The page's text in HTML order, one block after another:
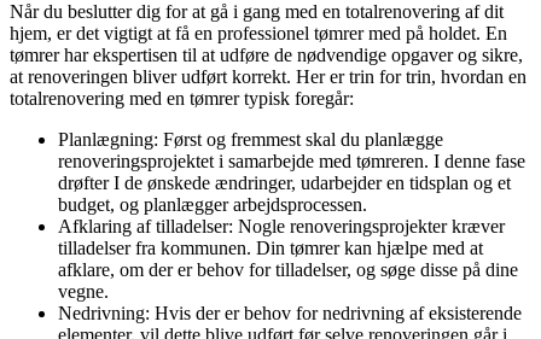
Når du beslutter dig for at gå i gang med en totalrenovering af dit
hjem, er det vigtigt at få en professionel tømrer med på holdet. En
tømrer har ekspertisen til at udføre de nødvendige opgaver og sikre,
at renoveringen bliver udført korrekt. Her er trin for trin, hvordan en
totalrenovering med en tømrer typisk foregår:
Planlægning: Først og fremmest skal du planlægge
renoveringsprojektet i samarbejde med tømreren. I denne fase
drøfter I de ønskede ændringer, udarbejder en tidsplan og et
budget, og planlægger arbejdsprocessen.
Afklaring af tilladelser: Nogle renoveringsprojekter kræver
tilladelser fra kommunen. Din tømrer kan hjælpe med at
afklare, om der er behov for tilladelser, og søge disse på dine
vegne.
Nedrivning: Hvis der er behov for nedrivning af eksisterende